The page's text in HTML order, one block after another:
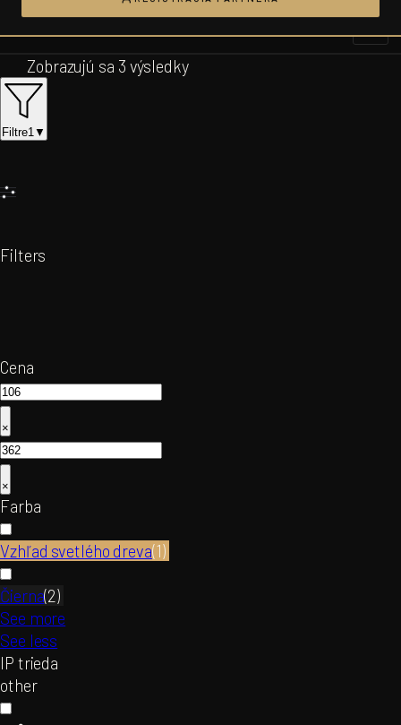
Prejsť
na
obsah
Zobrazujú sa 3 výsledky
Filtre1▼
Filters
Cena
×
×
Farba
Vzhľad svetlého dreva(1)
Čierna(2)
See more
See less
IP trieda
other